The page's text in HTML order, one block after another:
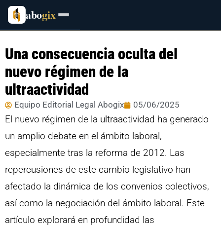
abogix
Una consecuencia oculta del
nuevo régimen de la
ultraactividad
Equipo Editorial Legal Abogix 05/06/2025
El nuevo régimen de la ultraactividad ha generado
un amplio debate en el ámbito laboral,
especialmente tras la reforma de 2012. Las
repercusiones de este cambio legislativo han
afectado la dinámica de los convenios colectivos,
así como la negociación del ámbito laboral. Este
artículo explorará en profundidad las